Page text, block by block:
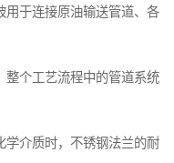
用于连接原油输送管道、各
整个工艺流程中的管道系统
学介质时，不锈钢法兰的耐